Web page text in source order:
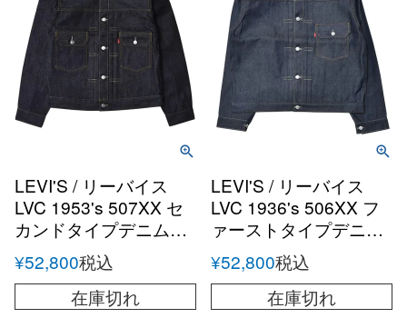
LEVI'S / リーバイス
LVC 1953's 507XX セ
カンドタイプデニムト
ラッカージャケット
¥52,800税込
在庫切れ
LEVI'S / リーバイス
LVC 1936's 506XX フ
ァーストタイプデニム
ジャケット
¥52,800税込
在庫切れ